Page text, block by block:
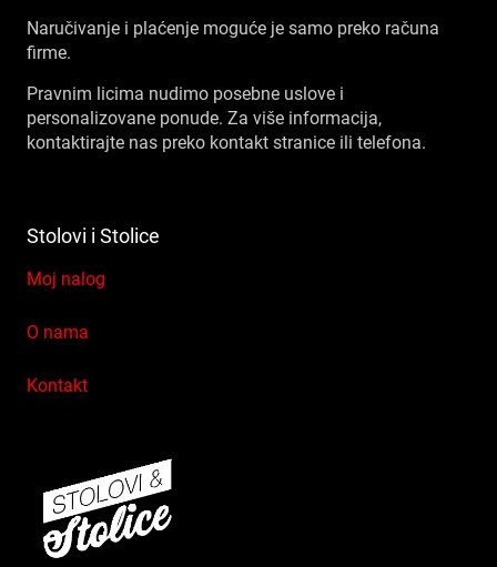
Naručivanje i plaćenje moguće je samo preko računa
firme.
Pravnim licima nudimo posebne uslove i
personalizovane ponude. Za više informacija,
kontaktirajte nas preko kontakt stranice ili telefona.
Stolovi i Stolice
Moj nalog
O nama
Kontakt